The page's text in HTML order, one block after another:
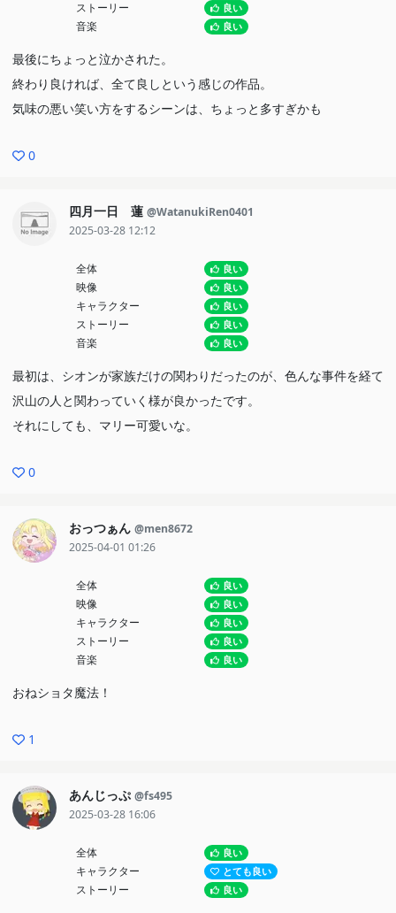
ストーリー 良い
音楽 良い
最後にちょっと泣かされた。
終わり良ければ、全て良しという感じの作品。
気味の悪い笑い方をするシーンは、ちょっと多すぎかも
0
四月一日 蓮 @WatanukiRen0401
2025-03-28 12:12
全体 良い
映像 良い
キャラクター 良い
ストーリー 良い
音楽 良い
最初は、シオンが家族だけの関わりだったのが、色んな事件を経て
沢山の人と関わっていく様が良かったです。
それにしても、マリー可愛いな。
0
おっつぁん @men8672
2025-04-01 01:26
全体 良い
映像 良い
キャラクター 良い
ストーリー 良い
音楽 良い
おねショタ魔法！
1
あんじっぷ @fs495
2025-03-28 16:06
全体 良い
キャラクター とても良い
ストーリー 良い